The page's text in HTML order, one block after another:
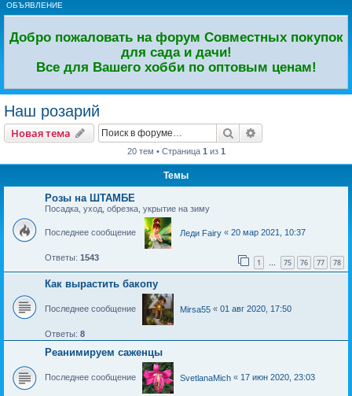
ОБЪЯВЛЕНИЕ
Добро пожаловать на форум Совместных покупок
для сада и дачи!
Все для Вашего хобби по оптовым ценам!
Наш розарий
Новая тема
Новаятема Поиск
20 тем • Страница 1 из 1
Темы
Розы на ШТАМБЕ
Посадка, уход, обрезка, укрытие на зиму
Последнее сообщение Леди Fairy « 20 мар 2021, 10:37
Ответы: 1543 1 … 75 76 77 78
Как вырастить бакопу
Последнее сообщение Mirsa55 « 01 авг 2020, 17:50
Ответы: 8
Реанимируем саженцы
Последнее сообщение SvetlanaMich « 17 июн 2020, 23:03